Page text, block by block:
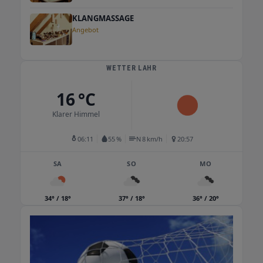
KLANGMASSAGE
Angebot
WETTER LAHR
16 °C
Klarer Himmel
06:11 55 % N 8 km/h 20:57
SA
34° / 18°
SO
37° / 18°
MO
36° / 20°